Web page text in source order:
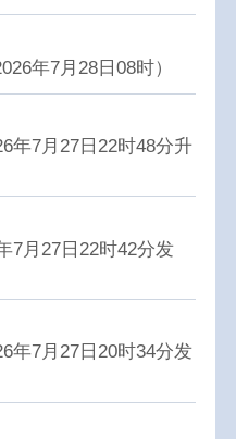
年7月28日08时）
年7月27日22时48分升
7月27日22时42分发
年7月27日20时34分发